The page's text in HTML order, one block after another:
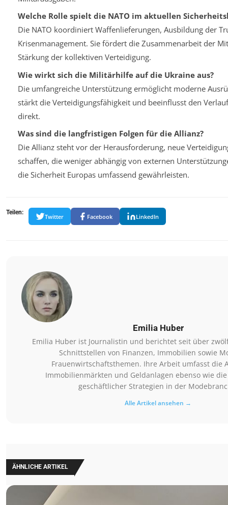
Welche Rolle spielt die NATO im aktuellen
Die NATO koordiniert Waffenlieferungen, Ausbildung der
Krisenmanagement. Sie fördert die Zusammenarbeit der
Stärkung der kollektiven Verteidigung.
Wie wirkt sich die Militärhilfe auf die Ukraine aus?
Die umfangreiche Unterstützung ermöglicht moderne
stärkt die Verteidigungsfähigkeit und beeinflusst den
direkt.
Was sind die langfristigen Folgen für die Allianz?
Die Allianz steht vor der Herausforderung, neue
schaffen, die weniger abhängig von externen
die Sicherheit Europas umfassend gewährleisten.
Teilen:
Twitter Facebook LinkedIn
Emilia Huber
Emilia Huber ist Journalistin und berichtet seit über
Schnittstellen von Finanzen, Immobilien sowie
Frauenwirtschaftsthemen. Ihre Arbeit umfasst die
Immobilienmärkten und Geldanlagen ebenso wie
geschäftlicher Strategien in der
Alle Artikel ansehen →
ÄHNLICHE ARTIKEL